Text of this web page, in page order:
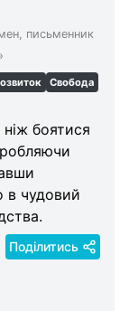
письменник
Свобода
боятися
в чудовий
Поділитись